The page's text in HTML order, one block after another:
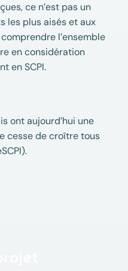
ce n’est pas un
les plus aisés et aux
l’ensemble
en considération
en SCPI.
ont aujourd’hui une
cesse de croître tous